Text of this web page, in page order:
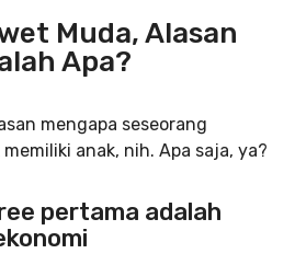
Muda, Alasan
Apa?
mengapa seseorang
anak, nih. Apa saja, ya?
pertama adalah